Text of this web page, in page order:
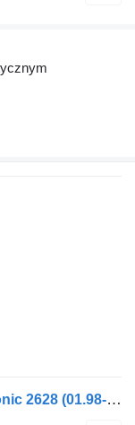
Lusterko boczne Mercedes-Benz Econic 2628 (01.98-) 9578101314 do ciągnika siodłowego Mercedes-Benz Econic (1998-2014)